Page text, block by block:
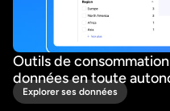
Outils de
données en toute
Explorer ses données